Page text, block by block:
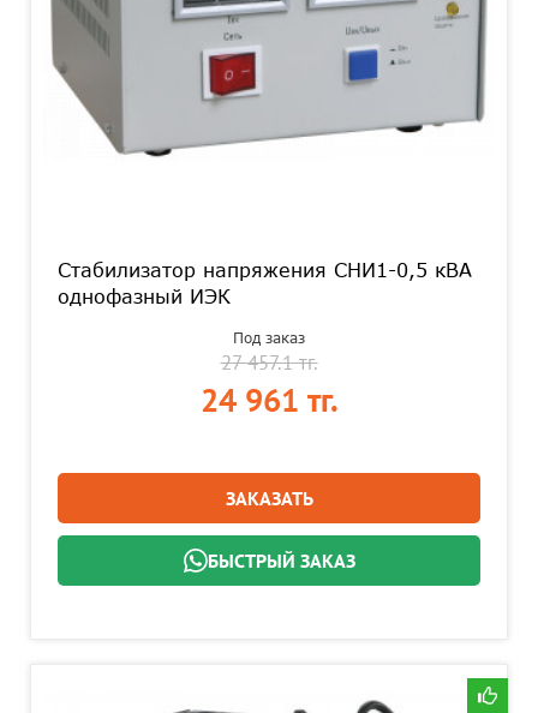
Стабилизатор напряжения СНИ1-0,5 кВА
однофазный ИЭК
Под заказ
27 457.1 тг.
24 961 тг.
ЗАКАЗАТЬ
БЫСТРЫЙ ЗАКАЗ